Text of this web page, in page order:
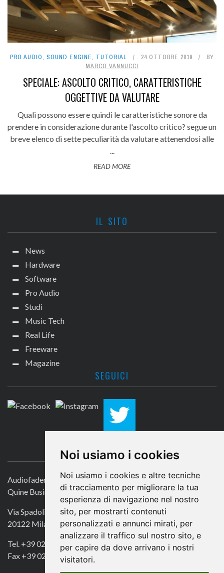
Noi usiamo i cookies
Noi usiamo i cookies e altre tecniche
di tracciamento per migliorare la tua
esperienza di navigazione nel nostro
sito, per mostrarti contenuti
personalizzati e annunci mirati, per
analizzare il traffico sul nostro sito, e
per capire da dove arrivano i nostri
visitatori.
PRO AUDIO, SOUND ENGINE, TUTORIAL 24 OTTOBRE 2019
BY
MARCO VANNUCCI
SPECIALE: ASCOLTO CRITICO, CARATTERISTICHE
OGGETTIVE DA VALUTARE
Quali possono essere quindi le caratteristiche sonore da
prendere in considerazione durante l'ascolto critico? segue un
breve elenco di sette peculiarità da valutare attenendosi alle
...
READ MORE
IL SITO
News
Hardware
Software
Pro Audio
Studi
Music Tech
Real Life
Freeware
Magazine
SEGUICI
CONTATTACI
Audiofader.com
Quine Business Publisher
Via Spadolini 7
20122 Milano
Tel. +39 02 49756990
Fax +39 02 72016740